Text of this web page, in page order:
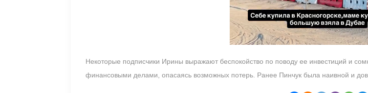
Некоторые подписчики Ирины выражают беспокойство по поводу ее инвестиций и
финансовыми делами, опасаясь возможных потерь. Ранее Пинчук была наивной и